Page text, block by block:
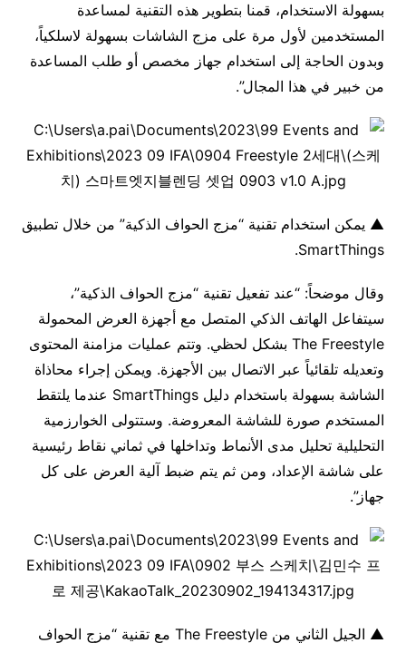
بسهولة الاستخدام، قمنا بتطوير هذه التقنية لمساعدة
المستخدمين لأول مرة على مزج الشاشات بسهولة لاسلكياً،
وبدون الحاجة إلى استخدام جهاز مخصص أو طلب المساعدة
من خبير في هذا المجال”.
▲ يمكن استخدام تقنية “مزج الحواف الذكية” من خلال تطبيق
SmartThings.
وقال موضحاً: “عند تفعيل تقنية “مزج الحواف الذكية”،
سيتفاعل الهاتف الذكي المتصل مع أجهزة العرض المحمولة
The Freestyle بشكل لحظي. وتتم عمليات مزامنة المحتوى
وتعديله تلقائياً عبر الاتصال بين الأجهزة. ويمكن إجراء محاذاة
الشاشة بسهولة باستخدام دليل SmartThings عندما يلتقط
المستخدم صورة للشاشة المعروضة. وستتولى الخوارزمية
التحليلية تحليل مدى الأنماط وتداخلها في ثماني نقاط رئيسية
على شاشة الإعداد، ومن ثم يتم ضبط آلية العرض على كل
جهاز”.
▲ الجيل الثاني من The Freestyle مع تقنية “مزج الحواف